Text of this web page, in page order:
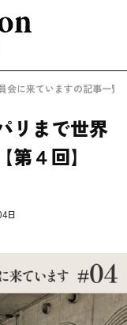
ナビ
会に来ていますの記事一覧
リまで世界
４回】
日